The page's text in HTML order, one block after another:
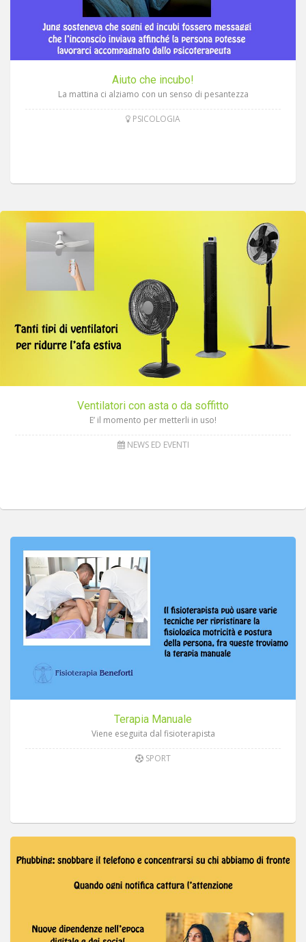
Aiuto che incubo!
La mattina ci alziamo con un senso di pesantezza
PSICOLOGIA
Ventilatori con asta o da soffitto
E’ il momento per metterli in uso!
NEWS ED EVENTI
Terapia Manuale
Viene eseguita dal fisioterapista
SPORT